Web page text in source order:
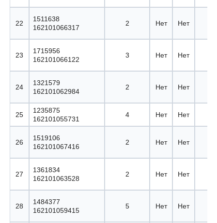
22
1511638
162101066317
2 Нет Нет
23
1715956
162101066122
3 Нет Нет
24
1321579
162101062984
2 Нет Нет
25
1235875
162101055731
4 Нет Нет
26
1519106
162101067416
2 Нет Нет
27
1361834
162101063528
2 Нет Нет
28
1484377
162101059415
5 Нет Нет